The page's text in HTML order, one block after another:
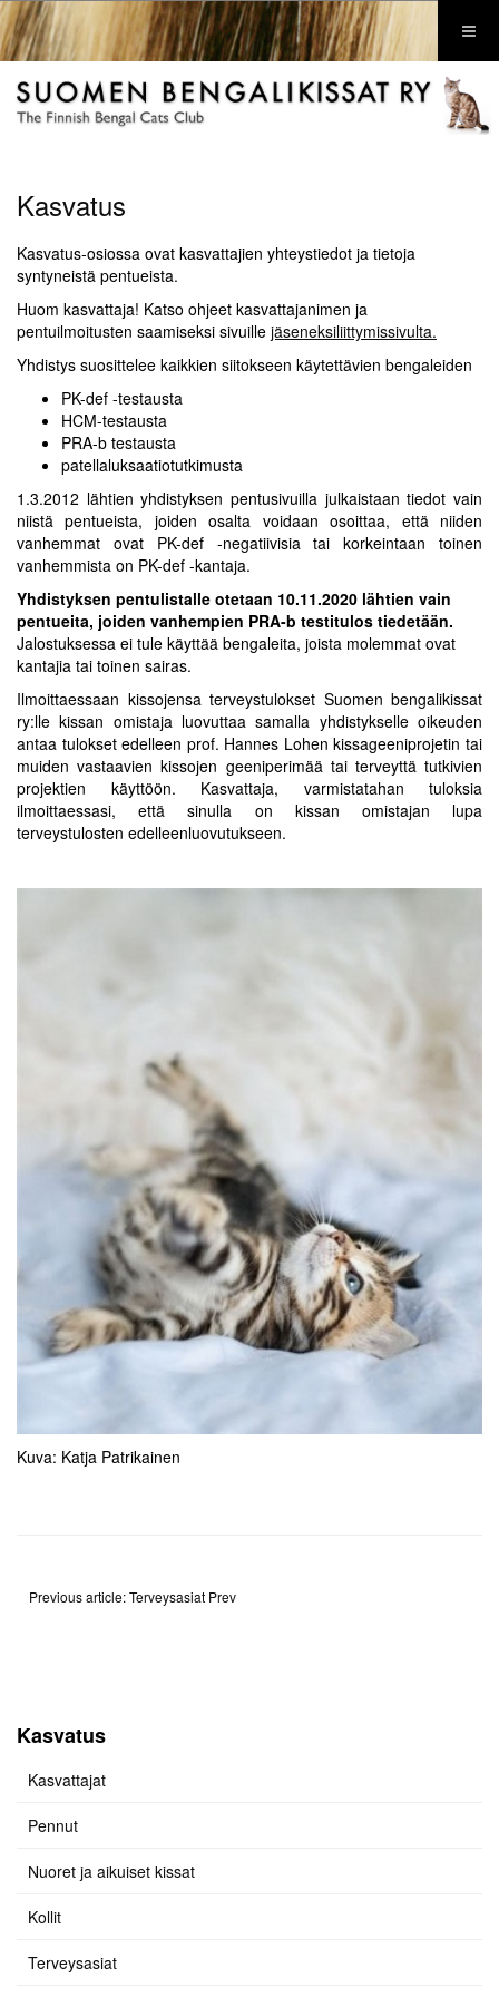
Kasvatus
Kasvatus-osiossa ovat kasvattajien yhteystiedot ja tietoja
syntyneistä pentueista.
Huom kasvattaja! Katso ohjeet kasvattajanimen ja
pentuilmoitusten saamiseksi sivuille jäseneksiliittymissivulta.
Yhdistys suosittelee kaikkien siitokseen käytettävien bengaleiden
PK-def -testausta
HCM-testausta
PRA-b testausta
patellaluksaatiotutkimusta
1.3.2012 lähtien yhdistyksen pentusivuilla julkaistaan tiedot vain
niistä pentueista, joiden osalta voidaan osoittaa, että niiden
vanhemmat ovat PK-def -negatiivisia tai korkeintaan toinen
vanhemmista on PK-def -kantaja.
Yhdistyksen pentulistalle otetaan 10.11.2020 lähtien vain
pentueita, joiden vanhempien PRA-b testitulos tiedetään.
Jalostuksessa ei tule käyttää bengaleita, joista molemmat ovat
kantajia tai toinen sairas.
Ilmoittaessaan kissojensa terveystulokset Suomen bengalikissat
ry:lle kissan omistaja luovuttaa samalla yhdistykselle oikeuden
antaa tulokset edelleen prof. Hannes Lohen kissageeniprojetin tai
muiden vastaavien kissojen geeniperimää tai terveyttä tutkivien
projektien käyttöön. Kasvattaja, varmistatahan tuloksia
ilmoittaessasi, että sinulla on kissan omistajan lupa
terveystulosten edelleenluovutukseen.
Kuva: Katja Patrikainen
Previous article: Terveysasiat Prev
Kasvatus
Kasvattajat
Pennut
Nuoret ja aikuiset kissat
Kollit
Terveysasiat